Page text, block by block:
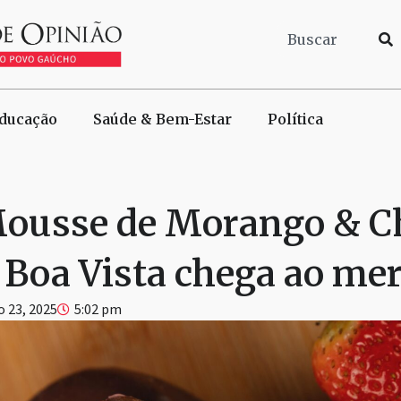
Saúde & Bem-Estar Política
de Morango &
Vista chega ao
2025 5:02 pm